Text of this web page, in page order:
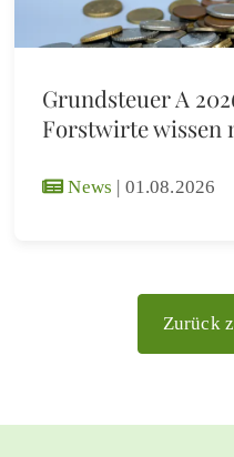
Grundsteuer A
Forstwirte wissen
News | 01.08.2026
Zurück